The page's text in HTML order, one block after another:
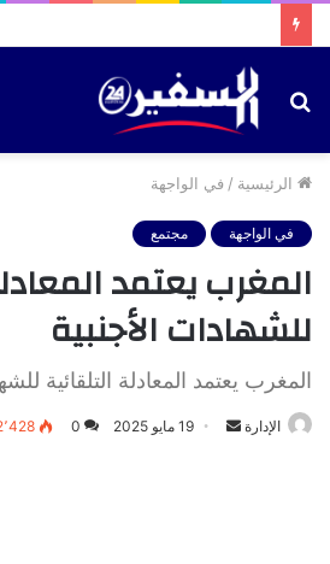
بحث
الرئيسية / في الواجهة
في الواجهة مجتمع
المغرب يعتمد
للشهادات الأجنبية
المغرب يعتمد المعادلة التلقائية
الإدارة
أرسل 19 مايو 2025 0